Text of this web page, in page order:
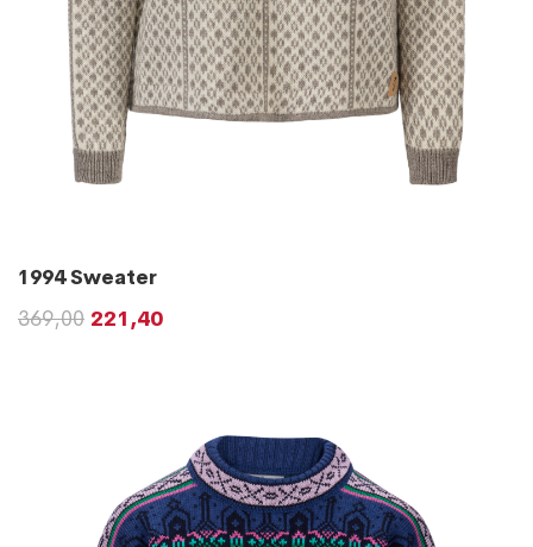
1994 Sweater
369,00 221,40